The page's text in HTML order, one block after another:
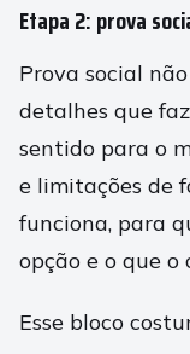
Etapa 2: prova
Prova social
detalhes que
sentido para o
e limitações de
funciona, para
opção e o que
Esse bloco